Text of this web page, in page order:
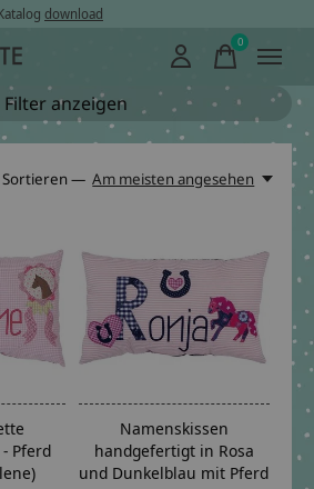
download
0items
Filter anzeigen
Sortieren — Am meisten angesehen
Pferd
Namenskissen
handgefertigt in Rosa
und Dunkelblau mit Pferd